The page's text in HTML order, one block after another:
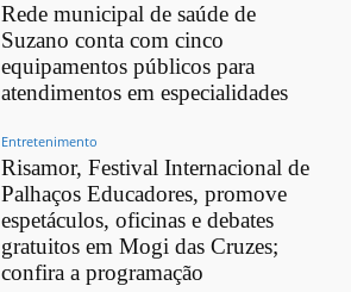
Rede municipal de saúde de
Suzano conta com cinco
equipamentos públicos para
atendimentos em especialidades
Entretenimento
Risamor, Festival Internacional de
Palhaços Educadores, promove
espetáculos, oficinas e debates
gratuitos em Mogi das Cruzes;
confira a programação